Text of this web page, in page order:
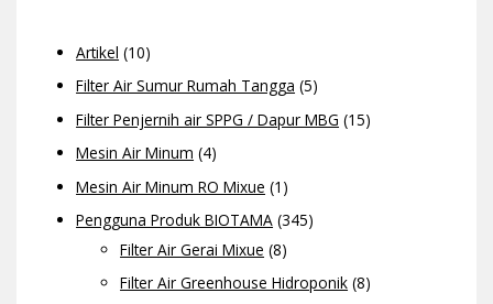
Artikel (10)
Filter Air Sumur Rumah Tangga (5)
Filter Penjernih air SPPG / Dapur MBG (15)
Mesin Air Minum (4)
Mesin Air Minum RO Mixue (1)
Pengguna Produk BIOTAMA (345)
Filter Air Gerai Mixue (8)
Filter Air Greenhouse Hidroponik (8)